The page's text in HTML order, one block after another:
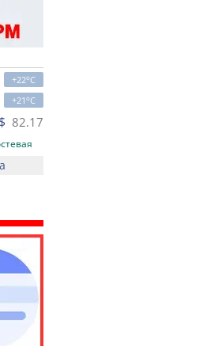
+22oC
+21oC
$ 82.17